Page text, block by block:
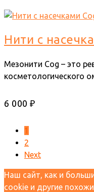
Нити с
Мезонити Соg – это
косметологического
6 000 ₽
1
2
Next
Наш сайт, как и
cookie и другие